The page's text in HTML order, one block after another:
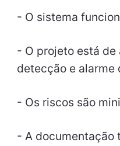
- O sistema
- O projeto está de
detecção e alarme
- Os riscos são
- A documentação